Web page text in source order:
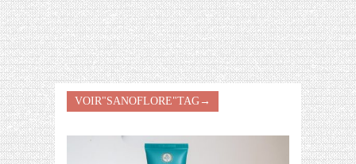
VOIR"SANOFLORE"TAG→